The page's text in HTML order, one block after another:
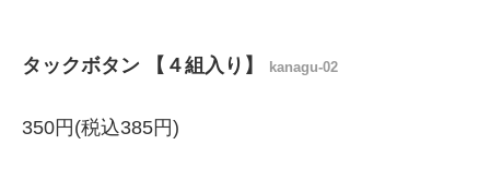
タックボタン 【４組入り】 kanagu-02
350円(税込385円)